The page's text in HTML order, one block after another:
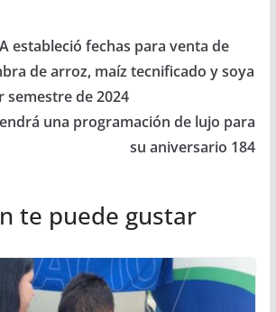
estableció fechas para venta de
de arroz, maíz tecnificado y soya
semestre de 2024
una programación de lujo para
su aniversario 184
te puede gustar